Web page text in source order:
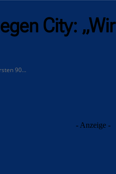
City:
90...
- Anzeige -